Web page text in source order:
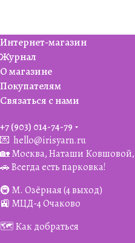
Интернет-магазин
Журнал
О магазине
Покупателям
Связаться с нами
+7 (903) 014-74-79‬
💌 hello@irisyarn.ru
🏡 Москва, Наташи Ковшовой,
🚗 Всегда есть парковка!
🚇 М. Озёрная (4 выход)
🚉 МЦД-4 Очаково
🗺️ Как добраться